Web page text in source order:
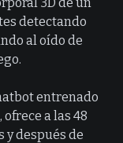
detectando
al oído de
entrenado
a las 48
y después de